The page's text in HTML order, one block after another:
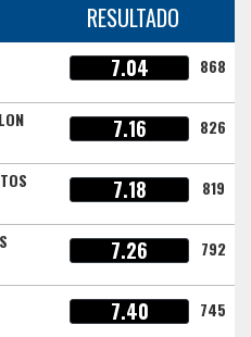
RESULTADO
7.04 868
7.16 826
7.18 819
7.26 792
7.40 745